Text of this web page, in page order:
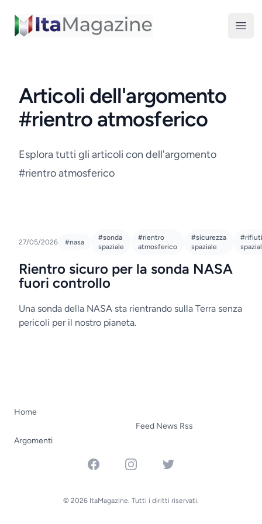
ItaMagazine
Articoli dell'argomento
#rientro atmosferico
Esplora tutti gli articoli con dell'argomento
#rientro atmosferico
27/05/2026 #nasa
#sonda
spaziale
#rientro
atmosferico
#sicurezza
spaziale
#rifiuti
Rientro sicuro per la sonda NASA
fuori controllo
Una sonda della NASA sta rientrando sulla Terra senza
pericoli per il nostro pianeta.
Home
Argomenti
Feed News Rss
FacebookInstagramTwitter
© 2026 ItaMagazine. Tutti i diritti riservati.